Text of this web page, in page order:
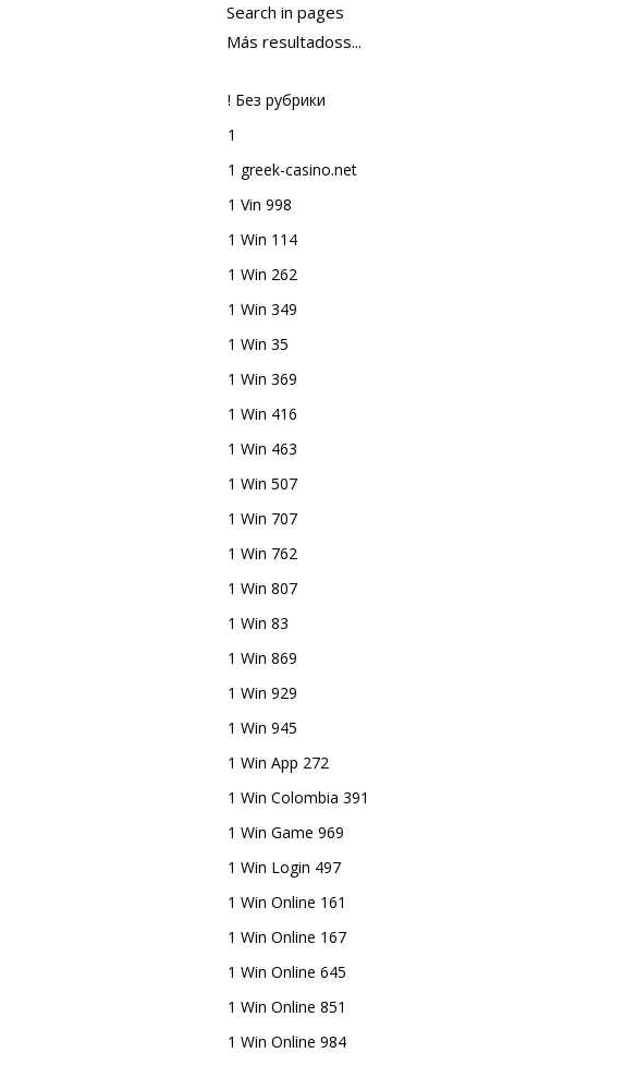
Search in pages
Más resultadoss...
! Без рубрики
1
1 greek-casino.net
1 Vin 998
1 Win 114
1 Win 262
1 Win 349
1 Win 35
1 Win 369
1 Win 416
1 Win 463
1 Win 507
1 Win 707
1 Win 762
1 Win 807
1 Win 83
1 Win 869
1 Win 929
1 Win 945
1 Win App 272
1 Win Colombia 391
1 Win Game 969
1 Win Login 497
1 Win Online 161
1 Win Online 167
1 Win Online 645
1 Win Online 851
1 Win Online 984